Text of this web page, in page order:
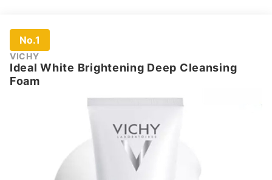
No.1
VICHY
Ideal White Brightening Deep Cleansing
Foam